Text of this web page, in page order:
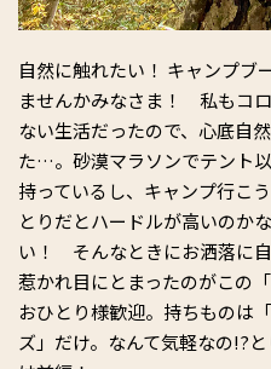
自然に触れたい！ キャンプブ
ませんかみなさま！ 私もコ
ない生活だったので、心底自
た…。砂漠マラソンでテント
持っているし、キャンプ行こ
とりだとハードルが高いのか
い！ そんなときにお洒落に
惹かれ目にとまったのがこの
おひとり様歓迎。持ちものは
ズ」だけ。なんて気軽なの!?